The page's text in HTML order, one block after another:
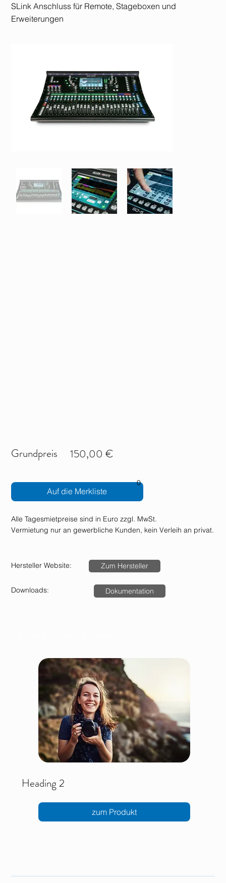
SLink Anschluss für Remote, Stageboxen und
Erweiterungen
Grundpreis 150,00 €
Auf die Merkliste
0
Alle Tagesmietpreise sind in Euro zzgl. MwSt.
Vermietung nur an gewerbliche Kunden, kein Verleih an privat.
Hersteller Website: Zum Hersteller
Downloads: Dokumentation
Heading 2
zum Produkt